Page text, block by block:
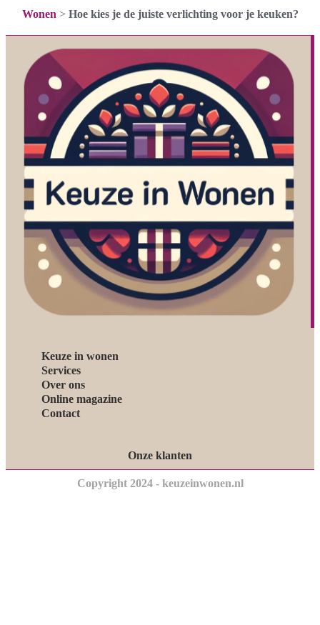
Wonen > Hoe kies je de juiste verlichting voor je keuken?
Keuze in wonen
Services
Over ons
Online magazine
Contact
Onze klanten
Copyright 2024 - keuzeinwonen.nl